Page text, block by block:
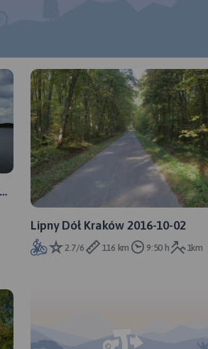
Lipny Dół Kraków 2016-10-02
2.7/6 116 km 9:50 h 1km